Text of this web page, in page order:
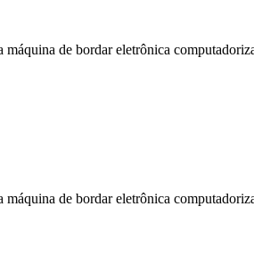
de bordar eletrônica
de bordar eletrônica